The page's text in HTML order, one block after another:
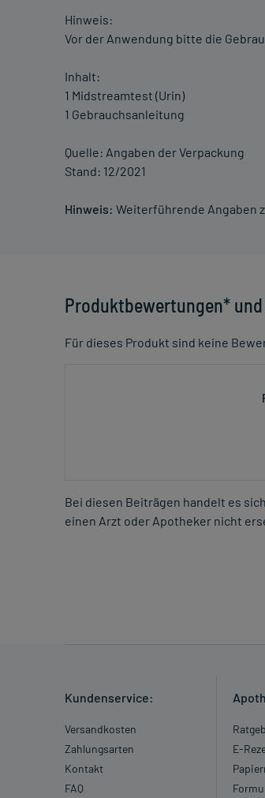
Hinweis:
Vor der Anwendung bitte die
Inhalt:
1 Midstreamtest (Urin)
1 Gebrauchsanleitung
Quelle: Angaben der Verpackung
Stand: 12/2021
Hinweis: Weiterführende Angaben
Produktbewertungen*
Für dieses Produkt sind keine
Bei diesen Beiträgen handelt es
einen Arzt oder Apotheker nicht
Kundenservice:
Versandkosten
Zahlungsarten
Kontakt
FAQ
E-